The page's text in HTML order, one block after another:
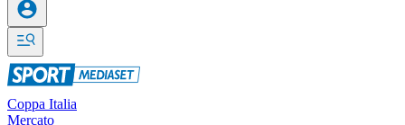
Coppa Italia
Mercato